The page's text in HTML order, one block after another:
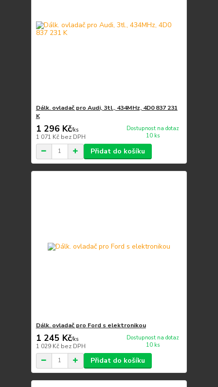
Dálk. ovladač pro Audi, 3tl., 434MHz, 4D0 837 231
K
1 296 Kč/ks
1 071 Kč bez DPH
Dostupnost na dotaz
10 ks
Přidat do košíku
Dálk. ovladač pro Ford s elektronikou
1 245 Kč/ks
1 029 Kč bez DPH
Dostupnost na dotaz
10 ks
Přidat do košíku